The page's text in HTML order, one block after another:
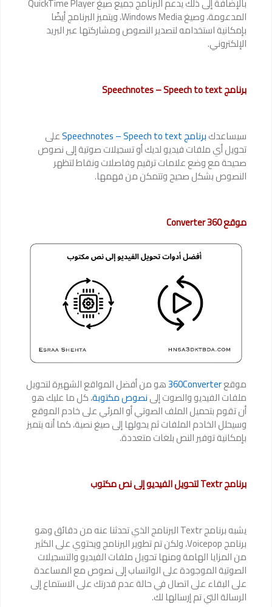
المدعومة، وصيغ Windows Media، ويتميز البرنامج أيضًا
بإمكانية استخدامه لتصدير النصوص ومشاركتها عبر البريد
الإلكتروني.
برنامج Speechnotes – Speech to text
سيساعدكبرنامج Speechnotes – Speech to text على
تحويل أي ملفات فيديو لديك أو تسجيلات صوتية إلى نصوص
صحيحة مع وضع علامات ترقيم وفاصلات ونقاط لتظهر
النصوص بشكل صحيح وتتمكن من فهمها.
موقع360 Converter
موقع360Converterهو من أفضل المواقع الشهيرة لتحويل
ملفات الفيديو والصوت إلىنصوص مكتوبة، كل ما عليك هو
أن تقوم بتحميل الملف الصوتي أو المرئي على خادم الموقع
وسيحلل الخادم الملفات ثم يحولها إلى صيغ نصية، كما أنه يتميز
بإمكانية توفير النص بلغات متعددة.
برنامج Textr لتحويل الفيديو إلى نص مكتوب
يشبه برنامج Textr البرنامج الذي تحدثنا عنه من دقائق وهو
برنامج Voicepop، ولكن تم تطوير البرنامج ويحتوي على الكثير
من المزايا الهامة ومنها تحويل ملفات الفيديو والتسجيلات
الصوتية الموجودة على الواتساب إلى نصوص مع المساعدة
على البقاء على اتصال في حالة عدم قدرتك على الاستماع إلى
الرسالة التي تم إرسالها لك.